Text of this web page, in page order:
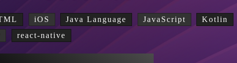
iOS Java Language JavaScript
Kotlin
react-native